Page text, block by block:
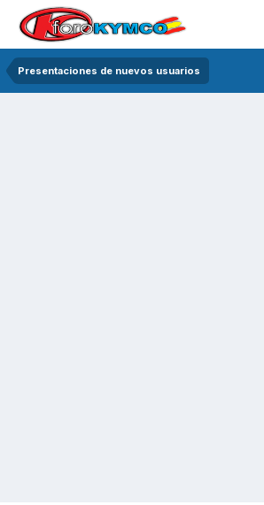
Presentaciones de nuevos usuarios